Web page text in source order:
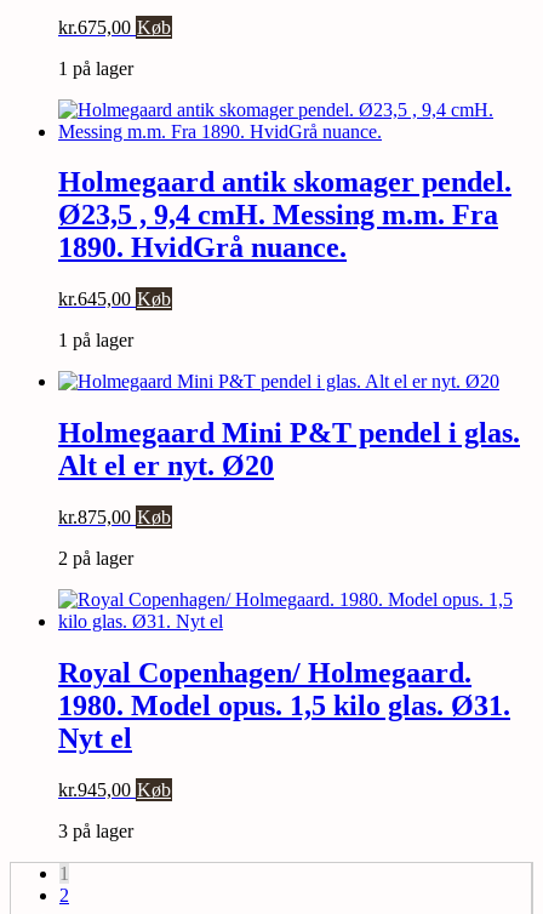
kr.675,00 Køb
1 på lager
Holmegaard antik skomager pendel.
Ø23,5 , 9,4 cmH. Messing m.m. Fra
1890. HvidGrå nuance.
kr.645,00 Køb
1 på lager
Holmegaard Mini P&T pendel i glas.
Alt el er nyt. Ø20
kr.875,00 Køb
2 på lager
Royal Copenhagen/ Holmegaard.
1980. Model opus. 1,5 kilo glas. Ø31.
Nyt el
kr.945,00 Køb
3 på lager
1
2